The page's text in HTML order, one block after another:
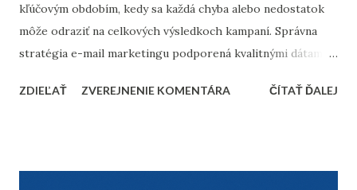
kľúčovým obdobím, kedy sa každá chyba alebo nedostatok
môže odraziť na celkových výsledkoch kampaní. Správna
stratégia e-mail marketingu podporená kvalitnými dátami a
priniesť nárast predajov aj vysokú spokojnosť zákazníkov.
ZDIEĽAŤ ZVEREJNENIE KOMENTÁRA ČÍTAŤ ĎALEJ